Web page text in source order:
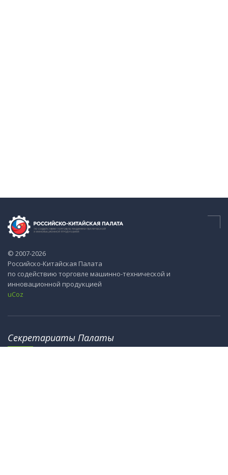
© 2007-2026
Российско-Китайская Палата
по содействию торговле машинно-технической и
инновационной продукцией
uCoz
Секретариаты Палаты